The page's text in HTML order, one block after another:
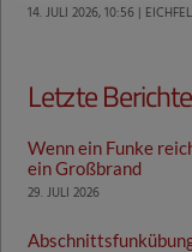
14. JULI 2026, 10:56 |
Letzte Berichte
Wenn ein Funke
ein Großbrand
29. JULI 2026